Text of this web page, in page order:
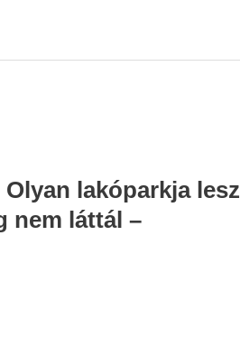
lakóparkja lesz
nem láttál –